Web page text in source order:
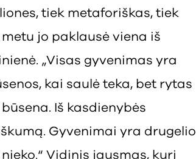
tiek metaforiškas, tiek
jo paklausė viena iš
„Visas gyvenimas yra
kai saulė teka, bet rytas
Iš kasdienybės
Gyvenimai yra drugelio
Vidinis jausmas, kurį